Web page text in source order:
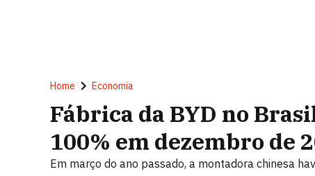
Home Economia
Fábrica da BYD no
100% em dezembro de
Em março do ano passado, a montadora chinesa